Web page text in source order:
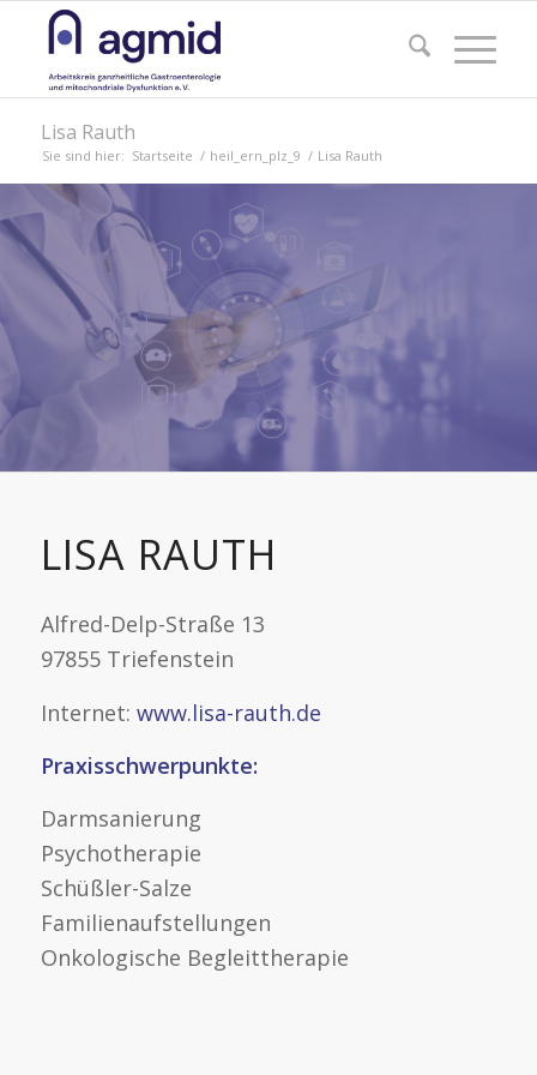
Lisa Rauth
Sie sind hier: Startseite / heil_ern_plz_9 / Lisa Rauth
LISA RAUTH
Alfred-Delp-Straße 13
97855 Triefenstein
Internet: www.lisa-rauth.de
Praxisschwerpunkte:
Darmsanierung
Psychotherapie
Schüßler-Salze
Familienaufstellungen
Onkologische Begleittherapie